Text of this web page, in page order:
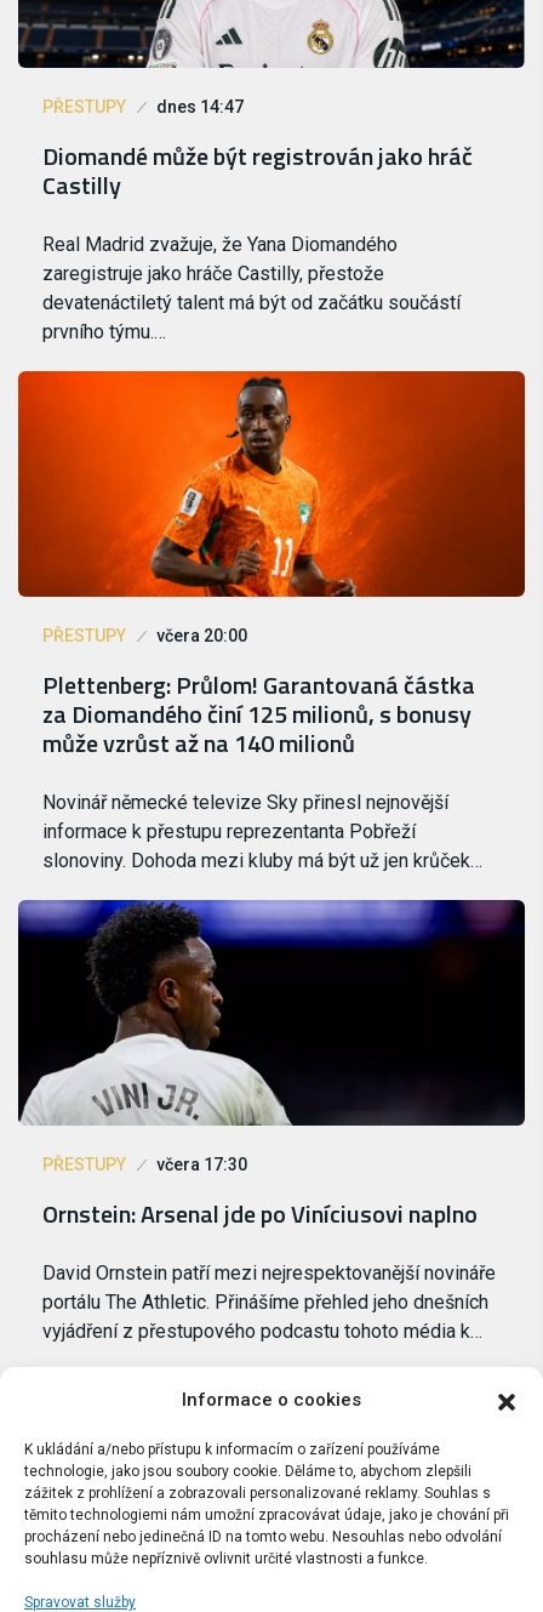
Informace o cookies
K ukládání a/nebo přístupu k informacím o zařízení používáme
technologie, jako jsou soubory cookie. Děláme to, abychom zlepšili
zážitek z prohlížení a zobrazovali personalizované reklamy. Souhlas s
těmito technologiemi nám umožní zpracovávat údaje, jako je chování při
procházení nebo jedinečná ID na tomto webu. Nesouhlas nebo odvolání
souhlasu může nepříznivě ovlivnit určité vlastnosti a funkce.
Spravovat služby
PŘESTUPY dnes 14:47
Diomandé může být registrován jako hráč
Castilly
Real Madrid zvažuje, že Yana Diomandého
zaregistruje jako hráče Castilly, přestože
devatenáctiletý talent má být od začátku součástí
prvního týmu.…
PŘESTUPY včera 20:00
Plettenberg: Průlom! Garantovaná částka
za Diomandého činí 125 milionů, s bonusy
může vzrůst až na 140 milionů
Novinář německé televize Sky přinesl nejnovější
informace k přestupu reprezentanta Pobřeží
slonoviny. Dohoda mezi kluby má být už jen krůček…
PŘESTUPY včera 17:30
Ornstein: Arsenal jde po Viníciusovi naplno
David Ornstein patří mezi nejrespektovanější novináře
portálu The Athletic. Přinášíme přehled jeho dnešních
vyjádření z přestupového podcastu tohoto média k…